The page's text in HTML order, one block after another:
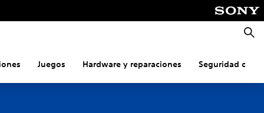
Juegos Hardware y reparaciones Seguridad